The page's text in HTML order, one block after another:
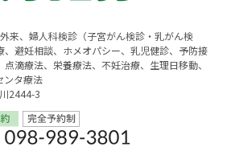
来、婦人科検診（子宮がん検診・乳がん検
避妊相談、ホメオパシー、乳児健診、予防接
滴療法、栄養療法、不妊治療、生理日移動、
ンタ療法
2444-3